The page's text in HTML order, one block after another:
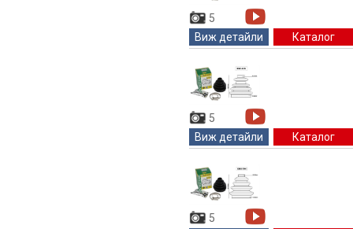
5
Виж детайли
Каталог
5
Виж детайли
Каталог
5